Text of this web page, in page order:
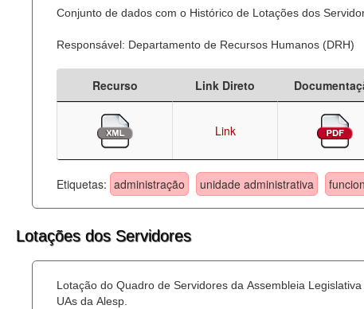
Conjunto de dados com o Histórico de Lotações dos
Responsável: Departamento de Recursos Humanos (DRH)
Recurso Link Direto
Link
Etiquetas: administração unidade administrativa
Lotações dos Servidores
Lotação do Quadro de Servidores da Assembleia
UAs da Alesp.